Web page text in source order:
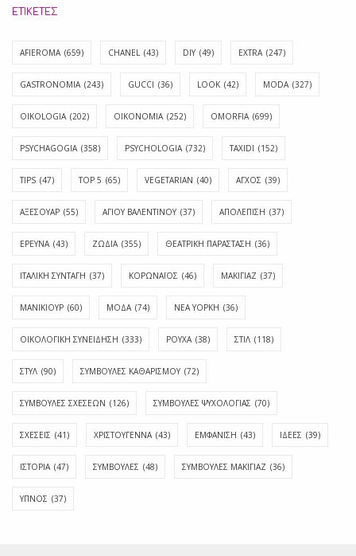
ΕΤΙΚΈΤΕΣ
AFIEROMA (659) CHANEL (43) DIY (49) EXTRA (247)
GASTRONOMIA (243) GUCCI (36) LOOK (42) MODA (327)
OIKOLOGIA (202) OIKONOMIA (252) OMORFIA (699)
PSYCHAGOGIA (358) PSYCHOLOGIA (732) TAXIDI (152)
TIPS (47) TOP 5 (65) VEGETARIAN (40) ΑΓΧΟΣ (39)
ΑΞΕΣΟΥΑΡ (55) ΑΓΊΟΥ ΒΑΛΕΝΤΊΝΟΥ (37) ΑΠΟΛΈΠΙΣΗ (37)
ΕΡΕΥΝΑ (43) ΖΩΔΙΑ (355) ΘΕΑΤΡΙΚΗ ΠΑΡΑΣΤΑΣΗ (36)
ΙΤΑΛΙΚΗ ΣΥΝΤΑΓΗ (37) ΚΟΡΩΝΑΪΟΣ (46) ΜΑΚΙΓΙΑΖ (37)
ΜΑΝΙΚΙΟΥΡ (60) ΜΟΔΑ (74) ΝΕΑ ΥΟΡΚΗ (36)
ΟΙΚΟΛΟΓΙΚΗ ΣΥΝΕΙΔΗΣΗ (333) ΡΟΥΧΑ (38) ΣΤΙΛ (118)
ΣΤΥΛ (90) ΣΥΜΒΟΥΛΕΣ ΚΑΘΑΡΙΣΜΟΥ (72)
ΣΥΜΒΟΥΛΕΣ ΣΧΕΣΕΩΝ (126) ΣΥΜΒΟΥΛΕΣ ΨΥΧΟΛΟΓΙΑΣ (70)
ΣΧΕΣΕΙΣ (41) ΧΡΙΣΤΟΥΓΕΝΝΑ (43) ΕΜΦΆΝΙΣΗ (43) ΙΔΈΕΣ (39)
ΙΣΤΟΡΊΑ (47) ΣΥΜΒΟΥΛΈΣ (48) ΣΥΜΒΟΥΛΈΣ ΜΑΚΙΓΙΆΖ (36)
ΎΠΝΟΣ (37)